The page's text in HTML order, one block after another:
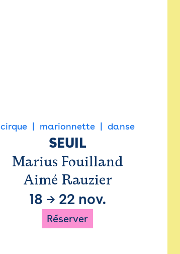
cirque marionnette danse
SEUIL
Marius Fouilland
Aimé Rauzier
18 → 22 nov.
Réserver